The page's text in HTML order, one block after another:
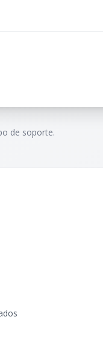
de soporte.